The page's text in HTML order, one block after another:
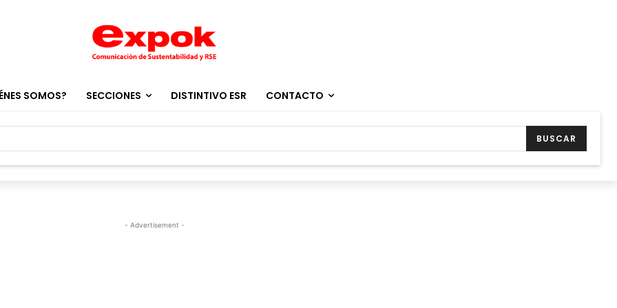
SOMOS? SECCIONES DISTINTIVO ESR CONTACTO
BUSCAR
- Advertisement -